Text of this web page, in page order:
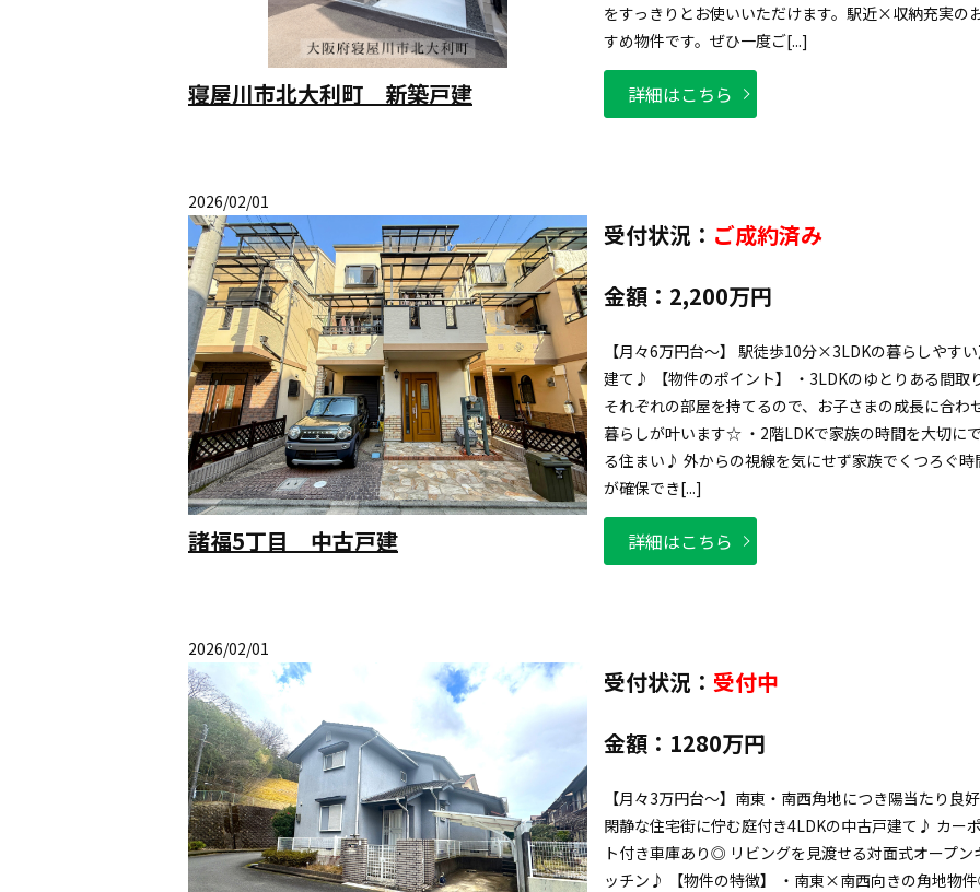
寝屋川市北大利町 新築戸建
をすっきりとお使いいただけます。駅近×収納充実の
すめ物件です。ぜひ一度ご[...]
詳細はこちら
2026/02/01
諸福5丁目 中古戸建
受付状況： ご成約済み
金額： 2,200万円
【月々6万円台～】 駅徒歩10分×3LDKの暮らしやす
建て♪ 【物件のポイント】 ・3LDKのゆとりある間取
それぞれの部屋を持てるので、お子さまの成長に合わ
暮らしが叶います☆ ・2階LDKで家族の時間を大切に
る住まい♪ 外からの視線を気にせず家族でくつろぐ時
が確保でき[...]
詳細はこちら
2026/02/01
受付状況： 受付中
金額： 1280万円
【月々3万円台～】南東・南西角地につき陽当たり良
閑静な住宅街に佇む庭付き4LDKの中古戸建て♪ カー
ト付き車庫あり◎ リビングを見渡せる対面式オープン
ッチン♪ 【物件の特徴】 ・南東×南西向きの角地物